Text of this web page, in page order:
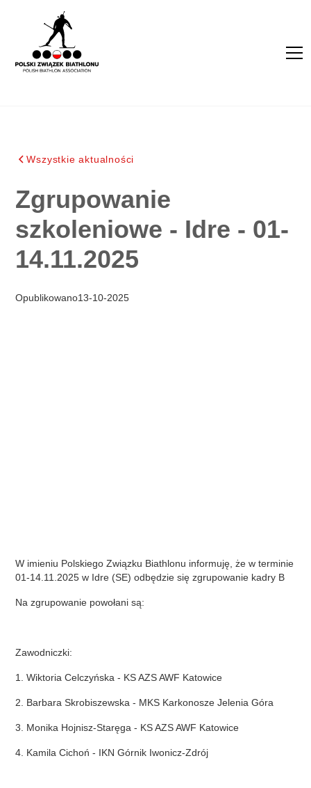
Wszystkie aktualności
Zgrupowanie
szkoleniowe - Idre - 01-
14.11.2025
Opublikowano13-10-2025
W imieniu Polskiego Związku Biathlonu informuję, że w terminie
01-14.11.2025 w Idre (SE) odbędzie się zgrupowanie kadry B
Na zgrupowanie powołani są:
Zawodniczki:
1. Wiktoria Celczyńska - KS AZS AWF Katowice
2. Barbara Skrobiszewska - MKS Karkonosze Jelenia Góra
3. Monika Hojnisz-Staręga - KS AZS AWF Katowice
4. Kamila Cichoń - IKN Górnik Iwonicz-Zdrój